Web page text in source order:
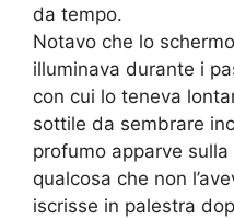
da tempo.
Notavo che lo
illuminava durante i
con cui lo teneva
sottile da sembrare
profumo apparve
qualcosa che non
iscrisse in palestra